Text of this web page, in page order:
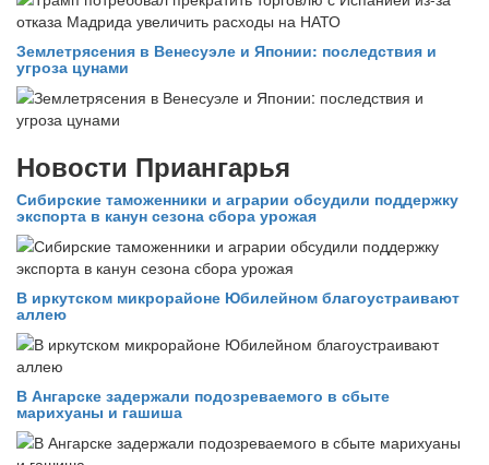
Землетрясения в Венесуэле и Японии: последствия и
угроза цунами
Новости Приангарья
Сибирские таможенники и аграрии обсудили поддержку
экспорта в канун сезона сбора урожая
В иркутском микрорайоне Юбилейном благоустраивают
аллею
В Ангарске задержали подозреваемого в сбыте
марихуаны и гашиша